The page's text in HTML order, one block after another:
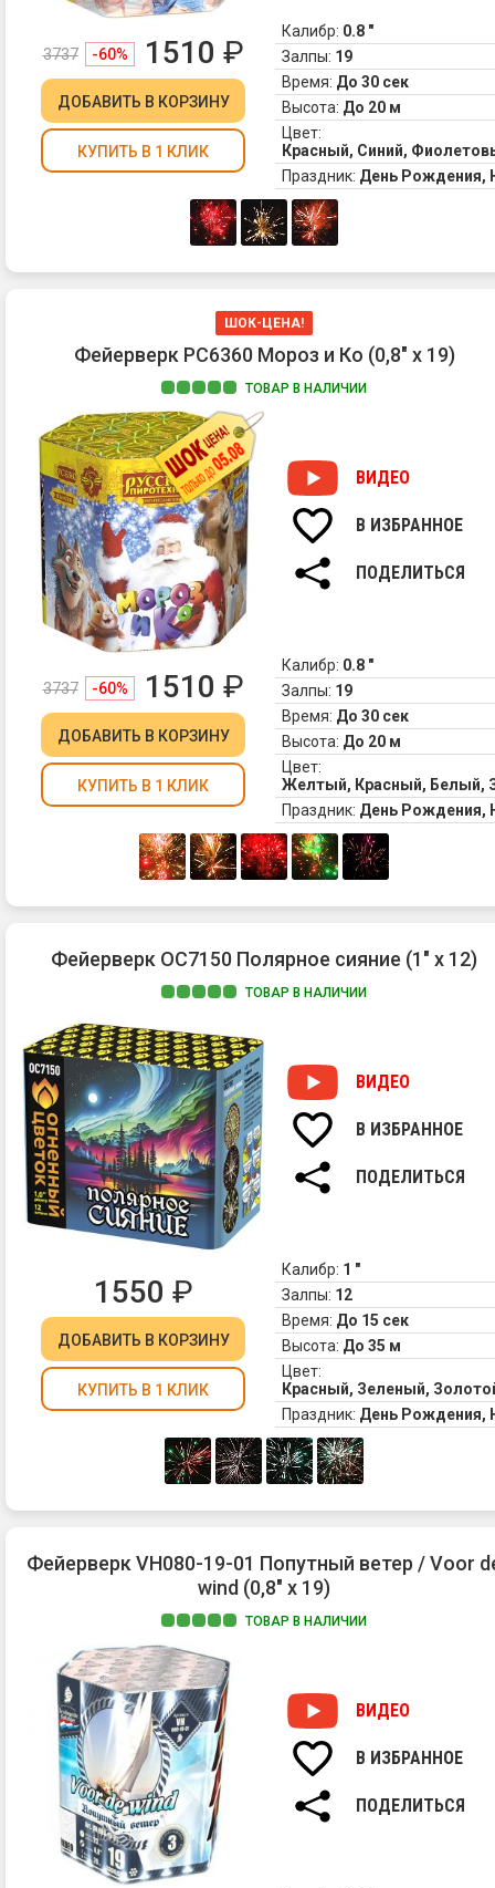
3737 -60% 1510 ₽
ДОБАВИТЬ В КОРЗИНУ
КУПИТЬ В 1 КЛИК
Калибр: 0.8 "
Залпы: 19
Время: До 30 сек
Высота: До 20 м
Цвет:
Красный, Синий,
Праздник: День Рождения,
ШОК-ЦЕНА!
Фейерверк РС6360 Мороз и Ко (0,8" х 19)
ТОВАР В НАЛИЧИИ
ВИДЕО
В ИЗБРАННОЕ
ПОДЕЛИТЬСЯ
3737 -60% 1510 ₽
ДОБАВИТЬ В КОРЗИНУ
КУПИТЬ В 1 КЛИК
Калибр: 0.8 "
Залпы: 19
Время: До 30 сек
Высота: До 20 м
Цвет:
Желтый, Красный, Белый,
Праздник: День Рождения,
Фейерверк ОС7150 Полярное сияние (1" х 12)
ТОВАР В НАЛИЧИИ
ВИДЕО
В ИЗБРАННОЕ
ПОДЕЛИТЬСЯ
1550 ₽
ДОБАВИТЬ В КОРЗИНУ
КУПИТЬ В 1 КЛИК
Калибр: 1 "
Залпы: 12
Время: До 15 сек
Высота: До 35 м
Цвет:
Красный, Зеленый,
Праздник: День Рождения,
Фейерверк VH080-19-01 Попутный ветер / Voor
wind (0,8" х 19)
ТОВАР В НАЛИЧИИ
ВИДЕО
В ИЗБРАННОЕ
ПОДЕЛИТЬСЯ